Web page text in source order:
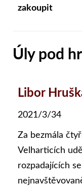
zakoupit
Úly pod
Libor
2021/3/34
Za bezmála
Velharticích
rozpadajících